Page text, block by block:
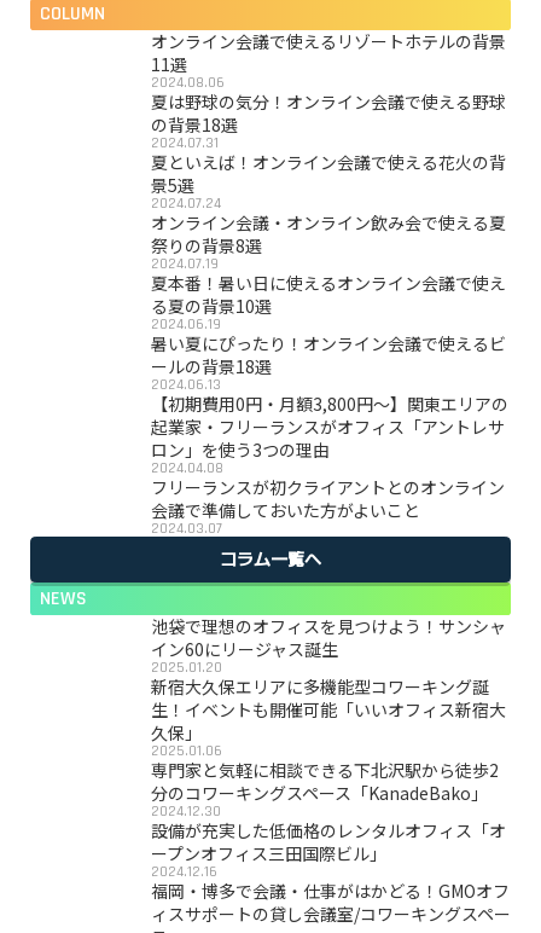
COLUMN
オンライン会議で使えるリゾートホテルの背景
11選
2024.08.06
夏は野球の気分！オンライン会議で使える野球
の背景18選
2024.07.31
夏といえば！オンライン会議で使える花火の背
景5選
2024.07.24
オンライン会議・オンライン飲み会で使える夏
祭りの背景8選
2024.07.19
夏本番！暑い日に使えるオンライン会議で使え
る夏の背景10選
2024.06.19
暑い夏にぴったり！オンライン会議で使えるビ
ールの背景18選
2024.06.13
【初期費用0円・月額3,800円〜】関東エリアの
起業家・フリーランスがオフィス「アントレサ
ロン」を使う3つの理由
2024.04.08
フリーランスが初クライアントとのオンライン
会議で準備しておいた方がよいこと
2024.03.07
コラム一覧へ
NEWS
池袋で理想のオフィスを見つけよう！サンシャ
イン60にリージャス誕生
2025.01.20
新宿大久保エリアに多機能型コワーキング誕
生！イベントも開催可能「いいオフィス新宿大
久保」
2025.01.06
専門家と気軽に相談できる下北沢駅から徒歩2
分のコワーキングスペース「KanadeBako」
2024.12.30
設備が充実した低価格のレンタルオフィス「オ
ープンオフィス三田国際ビル」
2024.12.16
福岡・博多で会議・仕事がはかどる！GMOオフ
ィスサポートの貸し会議室/コワーキングスペー